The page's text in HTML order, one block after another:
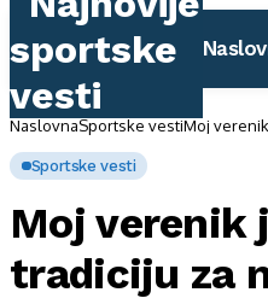
NaslovnaSportske vestiMoj
Sportske vesti
Moj verenik
tradiciju za